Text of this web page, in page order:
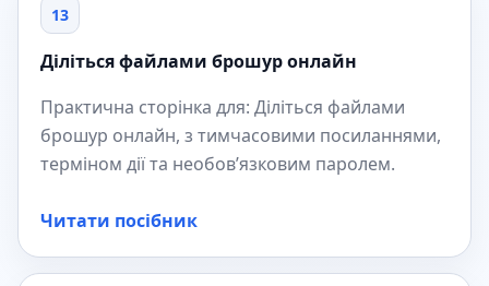
13
Діліться файлами брошур онлайн
Практична сторінка для: Діліться файлами
брошур онлайн, з тимчасовими посиланнями,
терміном дії та необов’язковим паролем.
Читати посібник